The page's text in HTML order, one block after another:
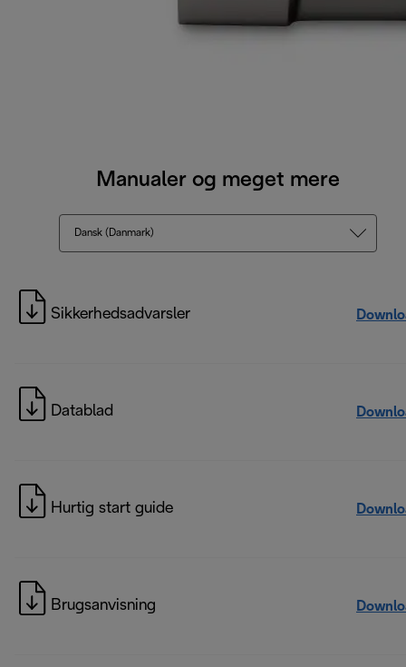
Manualer og meget mere
Dansk (Danmark)
Sikkerhedsadvarsler
Datablad
Hurtig start guide
Brugsanvisning